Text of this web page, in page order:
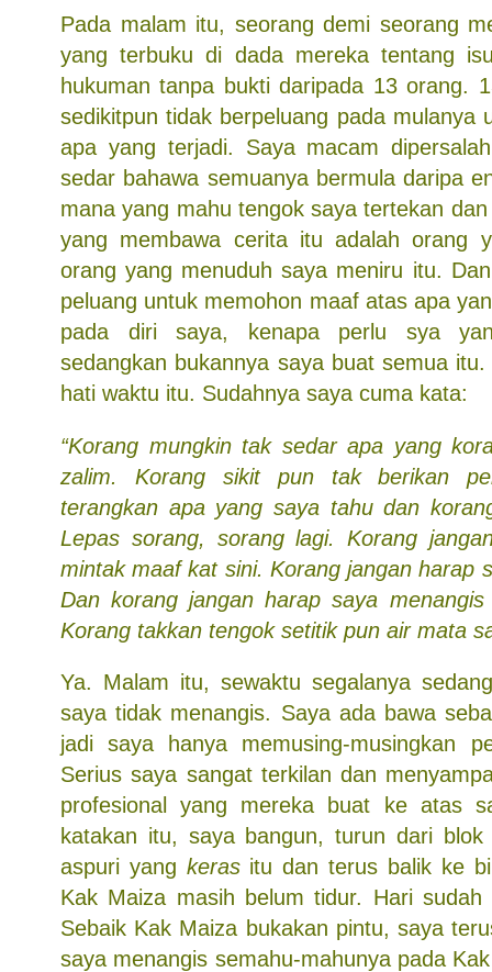
Pada malam itu, seorang demi seorang
yang terbuku di dada mereka tentang
hukuman tanpa bukti daripada 13 orang.
sedikitpun tidak berpeluang pada mulanya
apa yang terjadi. Saya macam
sedar bahawa semuanya bermula daripa
mana yang mahu tengok saya tertekan
yang membawa cerita itu adalah orang
orang yang menuduh saya meniru itu.
peluang untuk memohon maaf atas apa
pada diri saya, kenapa perlu sya
sedangkan bukannya saya buat semua
hati waktu itu. Sudahnya saya cuma kata:
“Korang mungkin tak sedar apa yang
zalim. Korang sikit pun tak berikan
terangkan apa yang saya tahu dan
Lepas sorang, sorang lagi. Korang
mintak maaf kat sini. Korang jangan harap
Dan korang jangan harap saya
Korang takkan tengok setitik pun air mata
Ya. Malam itu, sewaktu segalanya
saya tidak menangis. Saya ada bawa
jadi saya hanya memusing-musingkan
Serius saya sangat terkilan dan
profesional yang mereka buat ke atas
katakan itu, saya bangun, turun dari
aspuri yang kerasitu dan terus balik ke
Kak Maiza masih belum tidur. Hari
Sebaik Kak Maiza bukakan pintu, saya
saya menangis semahu-mahunya pada